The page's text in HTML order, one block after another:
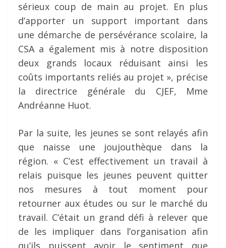
sérieux coup de main au projet. En plus
d’apporter un support important dans
une démarche de persévérance scolaire, la
CSA a également mis à notre disposition
deux grands locaux réduisant ainsi les
coûts importants reliés au projet », précise
la directrice générale du CJEF, Mme
Andréanne Huot.
Par la suite, les jeunes se sont relayés afin
que naisse une joujouthèque dans la
région. « C’est effectivement un travail à
relais puisque les jeunes peuvent quitter
nos mesures à tout moment pour
retourner aux études ou sur le marché du
travail. C’était un grand défi à relever que
de les impliquer dans l’organisation afin
qu’ils puissent avoir le sentiment que